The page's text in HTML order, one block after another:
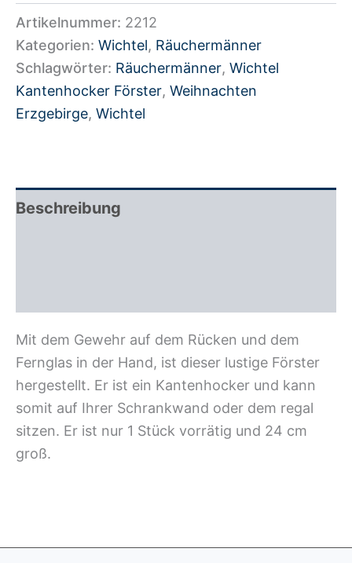
Artikelnummer: 2212
Kategorien: Wichtel, Räuchermänner
Schlagwörter: Räuchermänner, Wichtel
Kantenhocker Förster, Weihnachten
Erzgebirge, Wichtel
Beschreibung
Mit dem Gewehr auf dem Rücken und dem
Fernglas in der Hand, ist dieser lustige Förster
hergestellt. Er ist ein Kantenhocker und kann
somit auf Ihrer Schrankwand oder dem regal
sitzen. Er ist nur 1 Stück vorrätig und 24 cm
groß.